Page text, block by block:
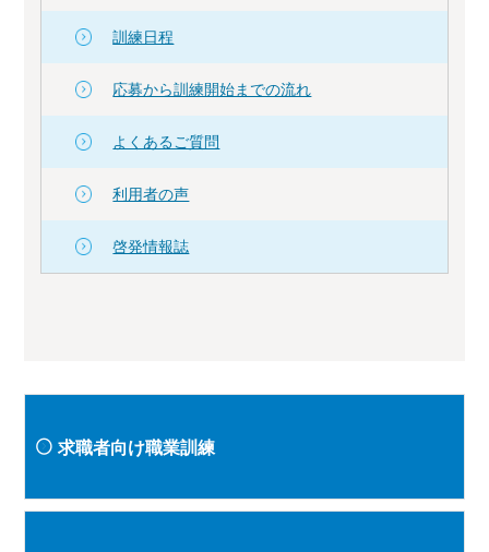
訓練日程
応募から訓練開始までの流れ
よくあるご質問
利用者の声
啓発情報誌
求職者向け職業訓練